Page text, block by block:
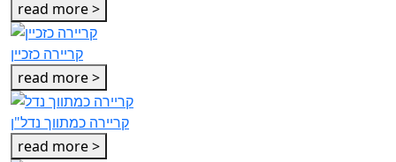
read more >
קריירה כזכיין
read more >
קריירה כמתווך נדל"ן
read more >